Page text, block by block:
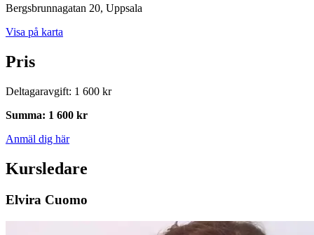
Bergsbrunnagatan 20, Uppsala
Visa på karta
Pris
Deltagaravgift: 1 600 kr
Summa: 1 600 kr
Anmäl dig här
Kursledare
Elvira Cuomo